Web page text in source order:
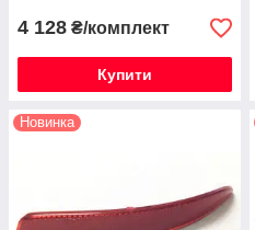
4 128 ₴/комплект
Купити
Новинка